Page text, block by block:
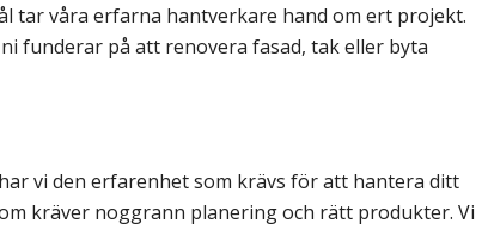
tar våra erfarna hantverkare hand om ert projekt.
funderar på att renovera fasad, tak eller byta
vi den erfarenhet som krävs för att hantera ditt
kräver noggrann planering och rätt produkter. Vi